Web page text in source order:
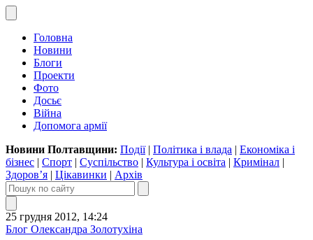
Головна
Новини
Блоги
Проекти
Фото
Досьє
Війна
Допомога армії
Новини Полтавщини: Події| Політика і влада | Економіка і
бізнес | Спорт | Суспільство | Культура і освіта | Кримінал |
Здоров’я | Цікавинки | Архів
25 грудня 2012, 14:24
Блог Олександра Золотухіна